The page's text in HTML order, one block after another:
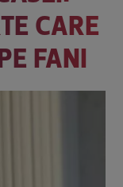
CARE
FANI